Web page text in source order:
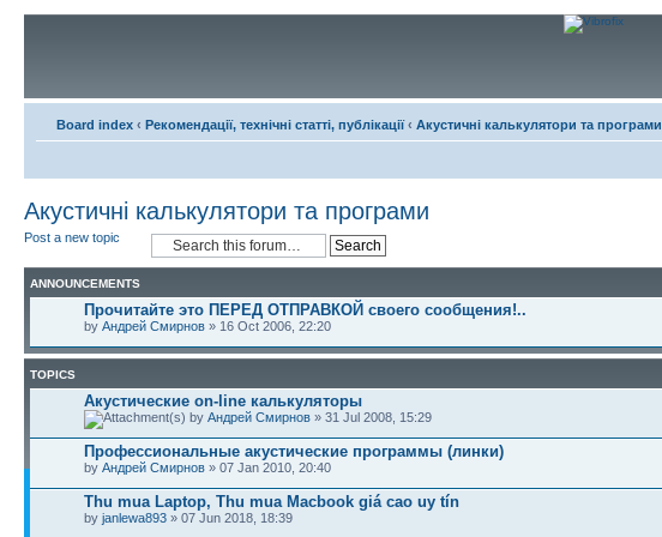
Board index ‹ Рекомендації, технічні статті, публікації ‹ Акустичні калькулятори та програми
Акустичні калькулятори та програми
Post a new topic
ANNOUNCEMENTS
Прочитайте это ПЕРЕД ОТПРАВКОЙ своего сообщения!..
by Андрей Смирнов » 16 Oct 2006, 22:20
TOPICS
Акустические on-line калькуляторы
by Андрей Смирнов » 31 Jul 2008, 15:29
Профессиональные акустические программы (линки)
by Андрей Смирнов » 07 Jan 2010, 20:40
Thu mua Laptop, Thu mua Macbook giá cao uy tín
by janlewa893 » 07 Jun 2018, 18:39